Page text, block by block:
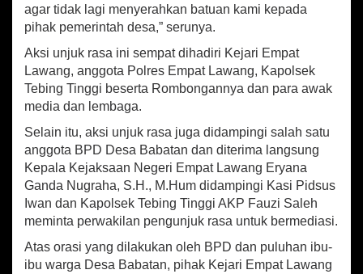
agar tidak lagi menyerahkan batuan kami kepada
pihak pemerintah desa,” serunya.
Aksi unjuk rasa ini sempat dihadiri Kejari Empat
Lawang, anggota Polres Empat Lawang, Kapolsek
Tebing Tinggi beserta Rombongannya dan para awak
media dan lembaga.
Selain itu, aksi unjuk rasa juga didampingi salah satu
anggota BPD Desa Babatan dan diterima langsung
Kepala Kejaksaan Negeri Empat Lawang Eryana
Ganda Nugraha, S.H., M.Hum didampingi Kasi Pidsus
Iwan dan Kapolsek Tebing Tinggi AKP Fauzi Saleh
meminta perwakilan pengunjuk rasa untuk bermediasi.
Atas orasi yang dilakukan oleh BPD dan puluhan ibu-
ibu warga Desa Babatan, pihak Kejari Empat Lawang